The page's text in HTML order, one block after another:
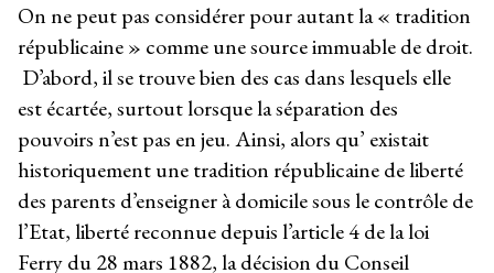
On ne peut pas considérer pour autant la « tradition
républicaine » comme une source immuable de droit.
D’abord, il se trouve bien des cas dans lesquels elle
est écartée, surtout lorsque la séparation des
pouvoirs n’est pas en jeu. Ainsi, alors qu’ existait
historiquement une tradition républicaine de liberté
des parents d’enseigner à domicile sous le contrôle de
l’Etat, liberté reconnue depuis l’article 4 de la loi
Ferry du 28 mars 1882, la décision du Conseil